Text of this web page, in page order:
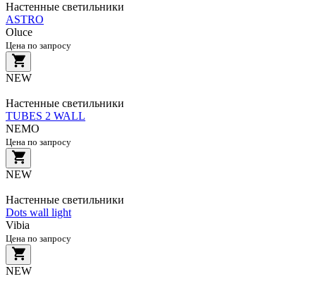
Настенные светильники
ASTRO
Oluce
Цена по запросу
NEW
Настенные светильники
TUBES 2 WALL
NEMO
Цена по запросу
NEW
Настенные светильники
Dots wall light
Vibia
Цена по запросу
NEW